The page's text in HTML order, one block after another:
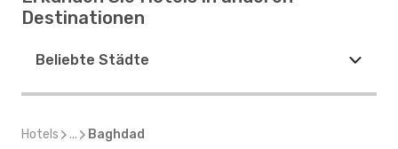
Destinationen
Beliebte Städte
Hotels ... Baghdad